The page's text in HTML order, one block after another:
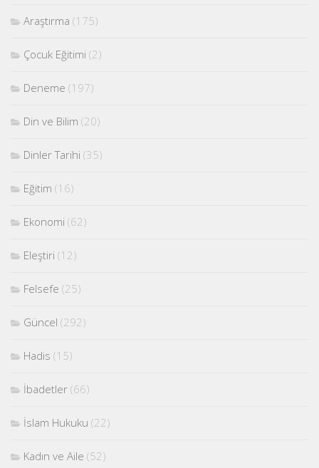
Araştırma (175)
Çocuk Eğitimi (2)
Deneme (197)
Din ve Bilim (20)
Dinler Tarihi (35)
Eğitim (16)
Ekonomi (62)
Eleştiri (12)
Felsefe (25)
Güncel (292)
Hadis (15)
İbadetler (66)
İslam Hukuku (22)
Kadın ve Aile (52)